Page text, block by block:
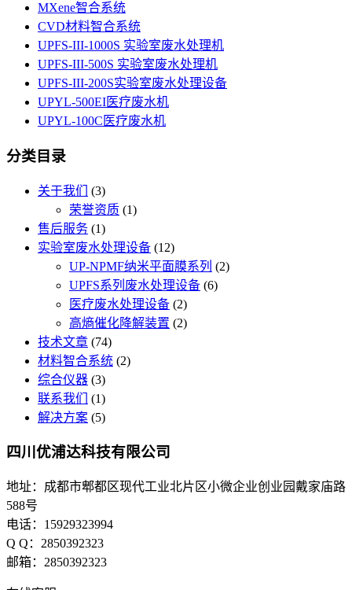
MXene智合系统
CVD材料智合系统
UPFS-III-1000S 实验室废水处理机
UPFS-III-500S 实验室废水处理机
UPFS-III-200S实验室废水处理设备
UPYL-500EI医疗废水机
UPYL-100C医疗废水机
分类目录
关于我们
(3)
荣誉资质 (1)
售后服务 (1)
实验室废水处理设备 (12)
UP-NPMF纳米平面膜系列 (2)
UPFS系列废水处理设备 (6)
医疗废水处理设备 (2)
高熵催化降解装置 (2)
技术文章 (74)
材料智合系统 (2)
综合仪器 (3)
联系我们
(1)
解决方案 (5)
四川优浦达科技有限公司
地址：成都市郫都区现代工业北片区小微企业创业园戴家庙路
588号
电话：15929323994
Q Q：2850392323
邮箱：2850392323